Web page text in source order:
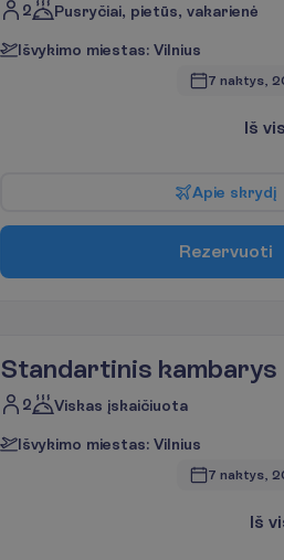
2 Pusryčiai, pietūs, vakarienė
Išvykimo miestas: Vilnius
7 naktys,
Iš vis
Apie skrydį
Rezervuoti
Standartinis kambarys
2 Viskas įskaičiuota
Išvykimo miestas: Vilnius
7 naktys,
Iš vi